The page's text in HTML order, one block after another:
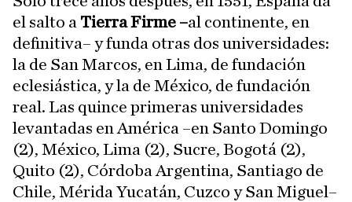
el salto a Tierra Firme –al continente, en
definitiva– y funda otras dos universidades:
la de San Marcos, en Lima, de fundación
eclesiástica, y la de México, de fundación
real. Las quince primeras universidades
levantadas en América –en Santo Domingo
(2), México, Lima (2), Sucre, Bogotá (2),
Quito (2), Córdoba Argentina, Santiago de
Chile, Mérida Yucatán, Cuzco y San Miguel–